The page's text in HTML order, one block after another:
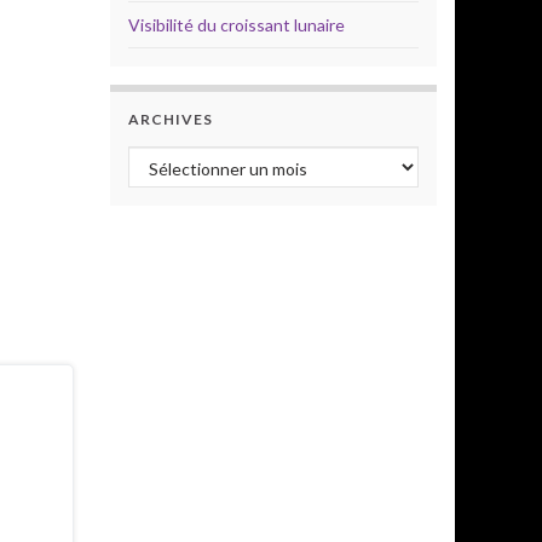
Visibilité du croissant lunaire
ARCHIVES
Archives